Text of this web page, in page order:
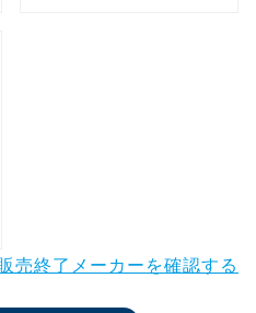
売終了メーカーを確認する